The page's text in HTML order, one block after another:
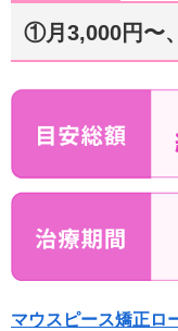
①月3,000円〜
マウスピース矯正ロ